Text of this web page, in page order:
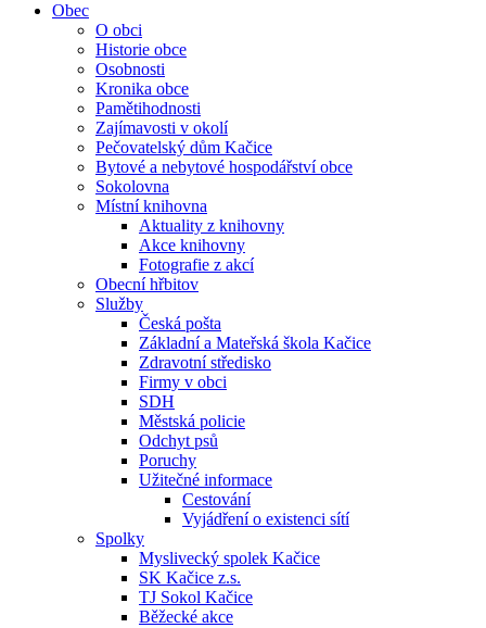
Obec
O obci
Historie obce
Osobnosti
Kronika obce
Pamětihodnosti
Zajímavosti v okolí
Pečovatelský dům Kačice
Bytové a nebytové hospodářství obce
Sokolovna
Místní knihovna
Aktuality z knihovny
Akce knihovny
Fotografie z akcí
Obecní hřbitov
Služby
Česká pošta
Základní a Mateřská škola Kačice
Zdravotní středisko
Firmy v obci
SDH
Městská policie
Odchyt psů
Poruchy
Užitečné informace
Cestování
Vyjádření o existenci sítí
Spolky
Myslivecký spolek Kačice
SK Kačice z.s.
TJ Sokol Kačice
Běžecké akce